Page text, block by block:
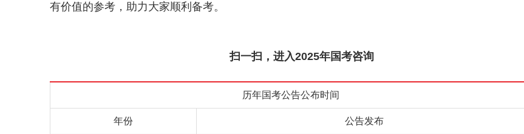
有价值的参考，助力大家顺利备考。
扫一扫，进入2025年国考咨询
历年国考公告公布时间
年份 公告发布